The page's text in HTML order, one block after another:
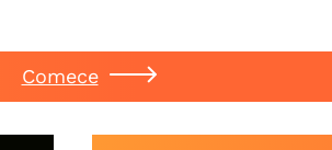
Comece